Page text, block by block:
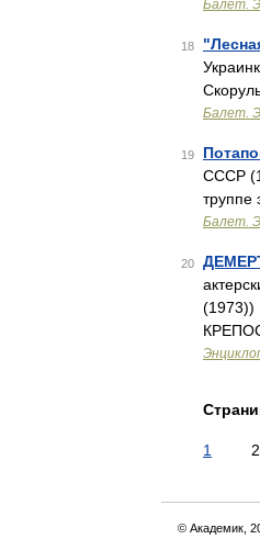
Балет.
18
Балет.
19
СССР
труппе
Балет.
20
1 2
© Академик,